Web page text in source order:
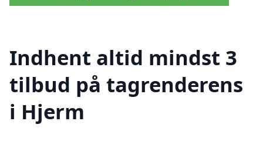
Indhent altid mindst 3
tilbud på tagrenderens
i Hjerm